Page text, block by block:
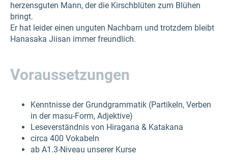
herzensguten Mann, der die Kirschblüten zum Blühen
bringt.
Er hat leider einen unguten Nachbarn und trotzdem bleibt
Hanasaka Jiisan immer freundlich.
Voraussetzungen
Kenntnisse der Grundgrammatik (Partikeln, Verben
in der masu-Form, Adjektive)
Leseverständnis von Hiragana & Katakana
circa 400 Vokabeln
ab A1.3-Niveau unserer Kurse